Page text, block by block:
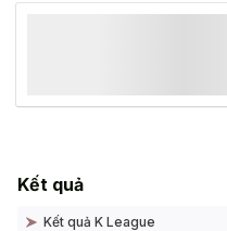
Kết quả
Kết quả K League